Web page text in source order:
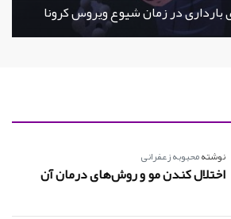
در زمان شیوع ویروس کرونا
نوشتهمحبوبه زعفرانی
اختلال کندن مو و روش‌های درمان آن